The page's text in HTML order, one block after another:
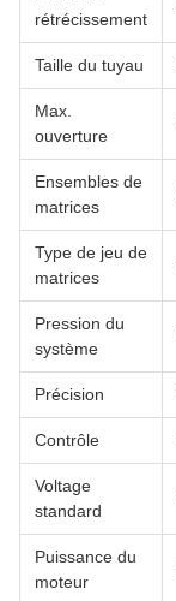
rétrécissement
Taille du tuyau
Max.
ouverture
Ensembles de
matrices
Type de jeu de
matrices
Pression du
système
Précision
Contrôle
Voltage
standard
Puissance du
moteur